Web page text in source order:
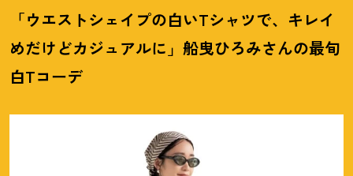
「ウエストシェイプの白いTシャツで、キレイ
めだけどカジュアルに」船曳ひろみさんの最旬
白Tコーデ